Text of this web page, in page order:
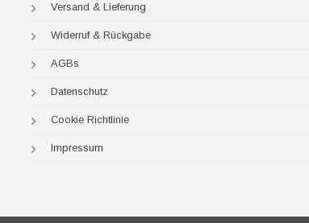
Versand & Lieferung
Widerruf & Rückgabe
AGBs
Datenschutz
Cookie Richtlinie
Impressum